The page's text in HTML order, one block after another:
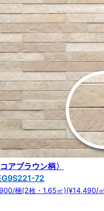
コアブラウン柄〉
72
梱(2枚・1.65㎡)(¥14,490/